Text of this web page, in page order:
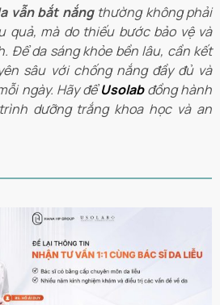
vẫn bắt nắngthường không phải
quả, mà do thiếu bước bảo vệ và
Để da sáng khỏe bền lâu, cần kết
sâu với chống nắng đầy đủ và
ngày. Hãy đểUsolabđồng hành
dưỡng trắng khoa học và an